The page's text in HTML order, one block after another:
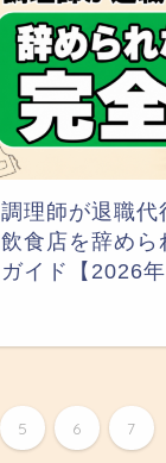
調理師が退職代
飲食店を辞めら
ガイド【2026年
5 6 7